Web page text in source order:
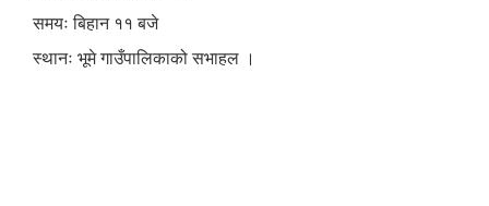
समयः बिहान ११ बजे
स्थानः भूमे गाउँपालिकाको सभाहल ।